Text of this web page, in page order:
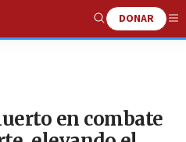
Show
Search
DONAR
en combate